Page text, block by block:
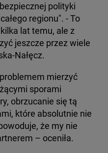
polityki
regionu". - To
lat temu, ale z
jeszcze przez wiele
Nałęcz.
mierzyć
sporami
obrzucanie się tą
które absolutnie nie
że my nie
– oceniła.